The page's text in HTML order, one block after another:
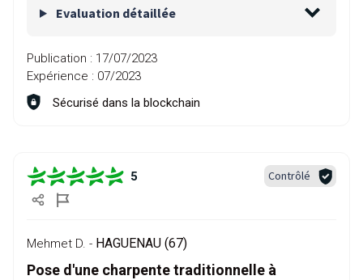
Evaluation détaillée
Publication : 17/07/2023
Expérience : 07/2023
Sécurisé dans la blockchain
5 Contrôlé
Mehmet D. - HAGUENAU (67)
Pose d'une charpente traditionnelle à